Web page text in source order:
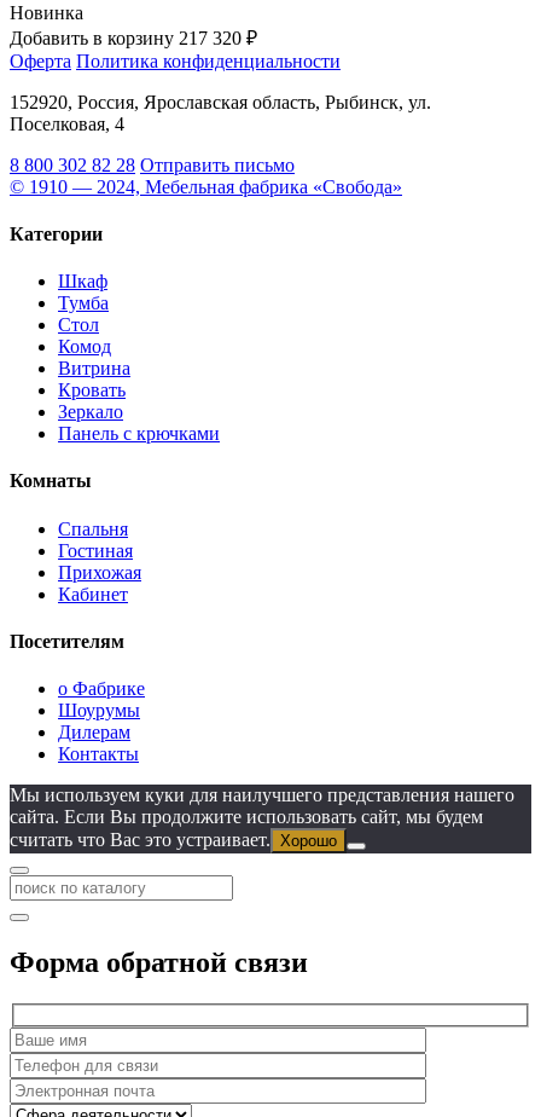
Новинка
Добавить в корзину 217 320 ₽
Оферта Политика конфиденциальности
152920, Россия, Ярославская область, Рыбинск, ул.
Поселковая, 4
8 800 302 82 28 Отправить письмо
© 1910 — 2024, Мебельная фабрика «Свобода»
Категории
Шкаф
Тумба
Стол
Комод
Витрина
Кровать
Зеркало
Панель с крючками
Комнаты
Спальня
Гостиная
Прихожая
Кабинет
Посетителям
о Фабрике
Шоурумы
Дилерам
Контакты
Мы используем куки для наилучшего представления нашего
сайта. Если Вы продолжите использовать сайт, мы будем
считать что Вас это устраивает. Хорошо
Форма обратной связи